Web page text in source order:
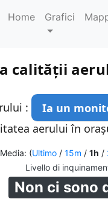
Home Grafici
calității
: Ia un
aerului în
Media: (Ultimo/ 15m / 1h /
Livello di
Non ci sono